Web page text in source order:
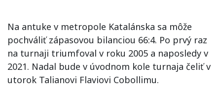
Na antuke v metropole Katalánska sa môže
pochváliť zápasovou bilanciou 66:4. Po prvý raz
na turnaji triumfoval v roku 2005 a naposledy v
2021. Nadal bude v úvodnom kole turnaja čeliť v
utorok Talianovi Flaviovi Cobollimu.